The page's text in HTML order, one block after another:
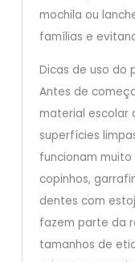
mochila ou
famílias e
Dicas de uso do
Antes de
material escolar
superfícies
funcionam muito
copinhos,
dentes com
fazem parte da
tamanhos de